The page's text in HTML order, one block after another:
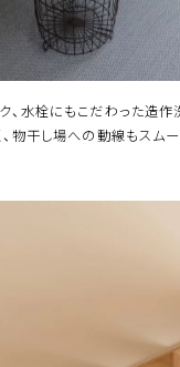
、水栓にもこだわった造作
物干し場への動線もスムー